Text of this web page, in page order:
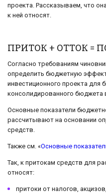
проекта. Рассказываем, что
к ней относят.
ПРИТОК + ОТТОК =
Согласно требованиям
определить бюджетную
инвестиционного проекта для
консолидированного бюджета
Основные показатели
рассчитывают на основании
средств.
Также см. «Основные
Так, к притокам средств для
относят:
притоки от налогов,